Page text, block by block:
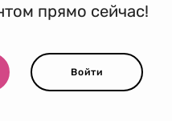
прямо сейчас!
Войти